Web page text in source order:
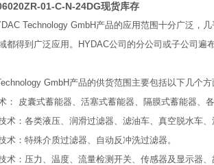
01-C-N-24DG现货库存
Technology GmbH产品的应用范围十分广泛，
都得到广泛应用。HYDAC公司的分公司或子公司遍
GmbH产品的供货范围主要包括以下几个
皮囊式蓄能器、活塞式蓄能器、隔膜式蓄能器、
：各类液压、润滑过滤器、滤油车、真空脱水车
：特殊介质过滤器、自动反冲洗过滤器。
：压力、温度、流量检测开关、传感器及显示器